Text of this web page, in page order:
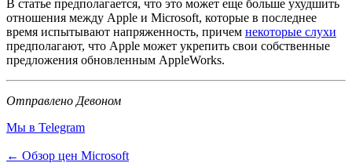
В статье предполагается, что это может еще больше ухудшить
отношения между Apple и Microsoft, которые в последнее
время испытывают напряженность, причем некоторые слухи
предполагают, что Apple может укрепить свои собственные
предложения обновленным AppleWorks.
Отправлено Девоном
Мы в Telegram
← Обзор цен Microsoft